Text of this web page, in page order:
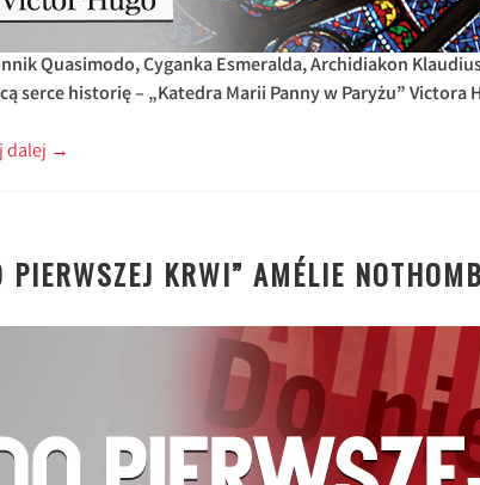
Quasimodo, Cyganka Esmeralda, Archidiakon
serce historię – „Katedra Marii Panny w Paryżu” Victora
dalej →
PIERWSZEJ KRWI” AMÉLIE